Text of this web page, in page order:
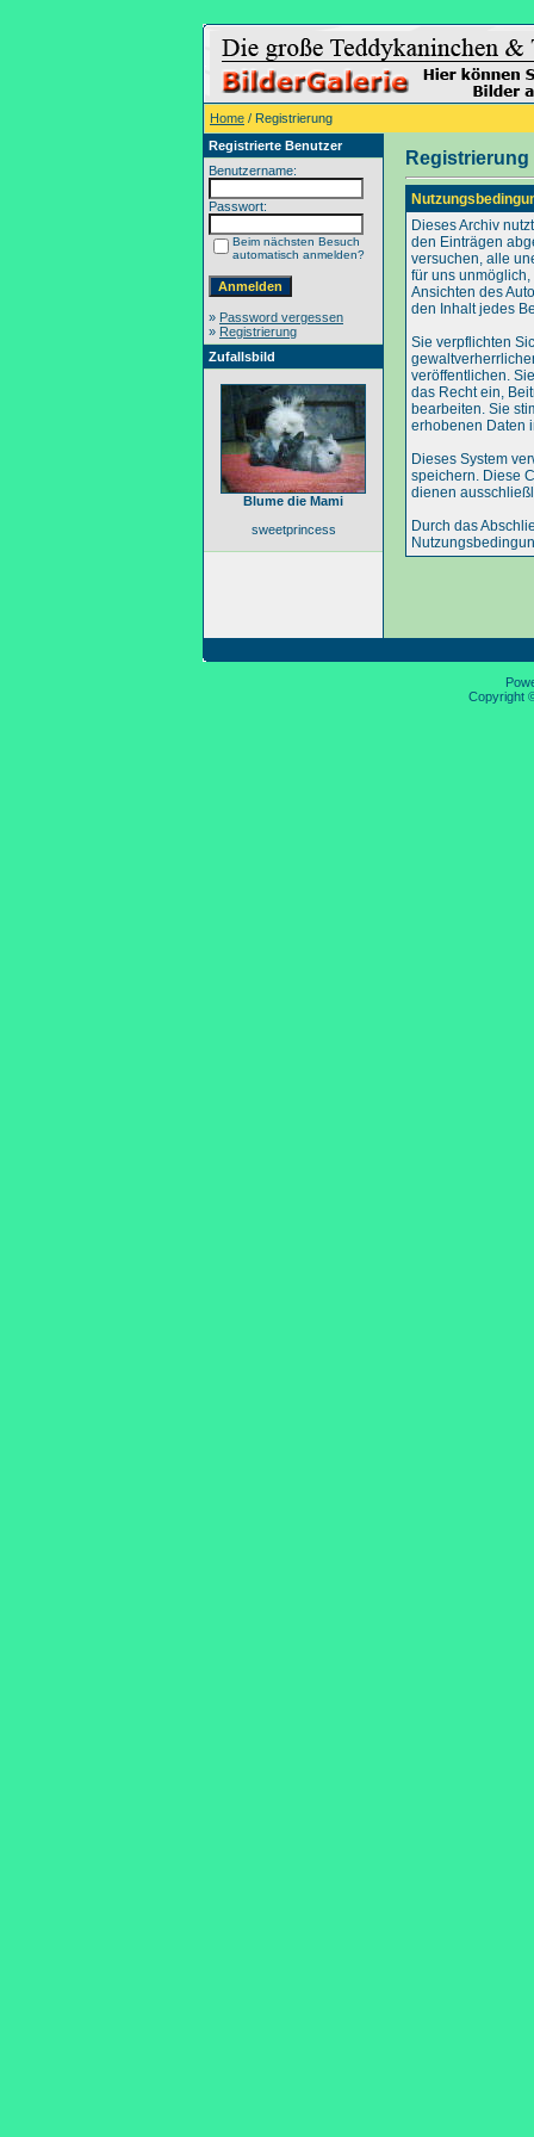
Home / Registrierung
Registrierte Benutzer
Benutzername:
Passwort:
Beim nächsten Besuch
automatisch anmelden?
» Password vergessen
» Registrierung
Zufallsbild
Blume die Mami
sweetprincess
Registrierung
Dieses Archiv
den Einträgen
versuchen, alle
für uns
Ansichten des
den Inhalt jedes
Sie verpflichten
veröffentlichen.
das Recht ein,
bearbeiten. Sie
erhobenen Daten
Dieses System
speichern. Diese
dienen
Durch das
Copyright